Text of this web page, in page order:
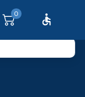
0